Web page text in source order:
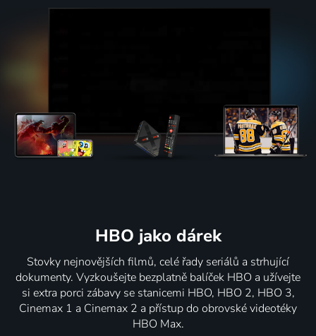
HBO jako dárek
Stovky nejnovějších filmů, celé řady seriálů a strhující
dokumenty. Vyzkoušejte bezplatně balíček HBO a užívejte
si extra porci zábavy se stanicemi HBO, HBO 2, HBO 3,
Cinemax 1 a Cinemax 2 a přístup do obrovské videotéky
HBO Max.